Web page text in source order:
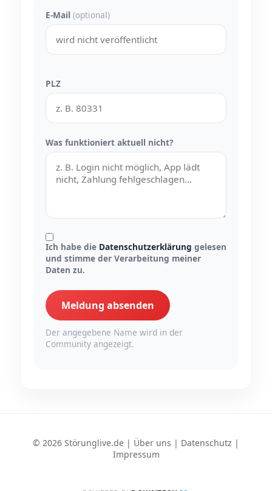
E-Mail (optional)
PLZ
Was funktioniert aktuell nicht?
Ich habe die Datenschutzerklärung gelesen
und stimme der Verarbeitung meiner
Daten zu.
Meldung absenden
Der angegebene Name wird in der
Community angezeigt.
© 2026 Störunglive.de | Über uns | Datenschutz |
Impressum